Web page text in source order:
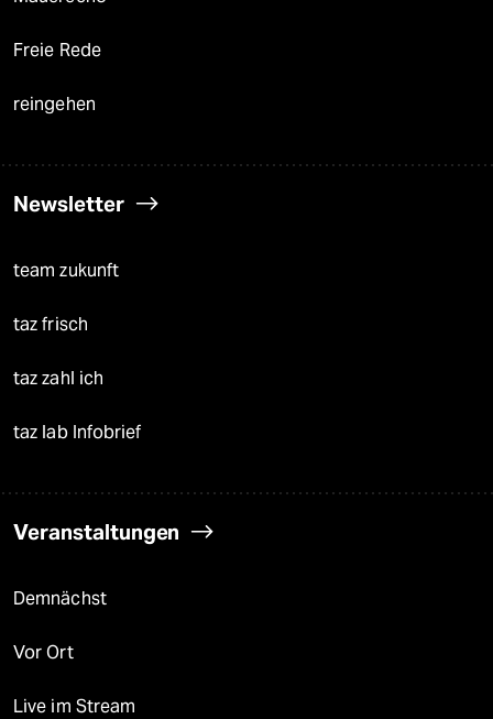
Freie Rede
reingehen
Newsletter
team zukunft
taz frisch
taz zahl ich
taz lab Infobrief
Veranstaltungen
Demnächst
Vor Ort
Live im Stream